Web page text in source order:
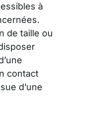
à
de taille ou
contact
d’une